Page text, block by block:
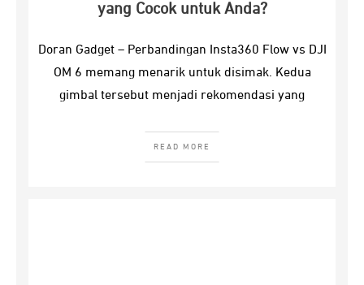
yang Cocok untuk Anda?
Doran Gadget – Perbandingan Insta360 Flow vs DJI
OM 6 memang menarik untuk disimak. Kedua
gimbal tersebut menjadi rekomendasi yang
READ MORE